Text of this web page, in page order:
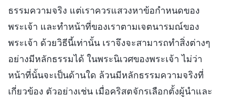
ธรรมความจริง แต่เราควรแสวงหาข้อกำหนดของ
พระเจ้า และทำหน้าที่ของเราตามเจตนารมณ์ของ
พระเจ้า ด้วยวิธีนี้เท่านั้น เราจึงจะสามารถทำสิ่งต่างๆ
อย่างมีหลักธรรมได้ ในพระนิเวศของพระเจ้า ไม่ว่า
หน้าที่นั้นจะเป็นด้านใด ล้วนมีหลักธรรมความจริงที่
เกี่ยวข้อง ตัวอย่างเช่น เมื่อคริสตจักรเลือกตั้งผู้นำและ